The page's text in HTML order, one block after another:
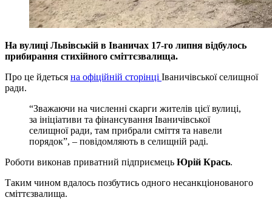
На вулиці Львівській в Іваничах 17-го липня відбулось
прибирання стихійного сміттєзвалища.
Про це йдеться на офіційній сторінці Іваничівської селищної
ради.
“Зважаючи на численні скарги жителів цієї вулиці,
за ініціативи та фінансування Іваничівської
селищної ради, там прибрали сміття та навели
порядок”, – повідомляють в селищній раді.
Роботи виконав приватний підприємець Юрій Крась.
Таким чином вдалось позбутись одного несанкціонованого
сміттєзвалища.